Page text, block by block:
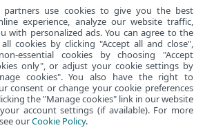
use cookies to give you the best
experience, analyze our website traffic,
with personalized ads. You can agree to the
cookies by clicking "Accept all and close",
essential cookies by choosing "Accept
only", or adjust your cookie settings by
cookies". You also have the right to
consent or change your cookie preferences
the "Manage cookies" link in our website
account settings (if available). For more
ourCookie Policy.